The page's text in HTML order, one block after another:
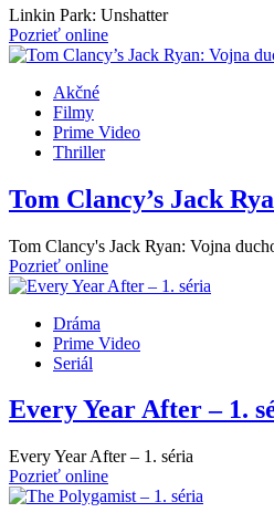
Linkin Park: Unshatter
Pozrieť online
Akčné
Filmy
Prime Video
Thriller
Tom Clancy’s Jack
Tom Clancy's Jack Ryan: Vojna
Pozrieť online
Dráma
Prime Video
Seriál
Every Year After – 1.
Every Year After – 1. séria
Pozrieť online